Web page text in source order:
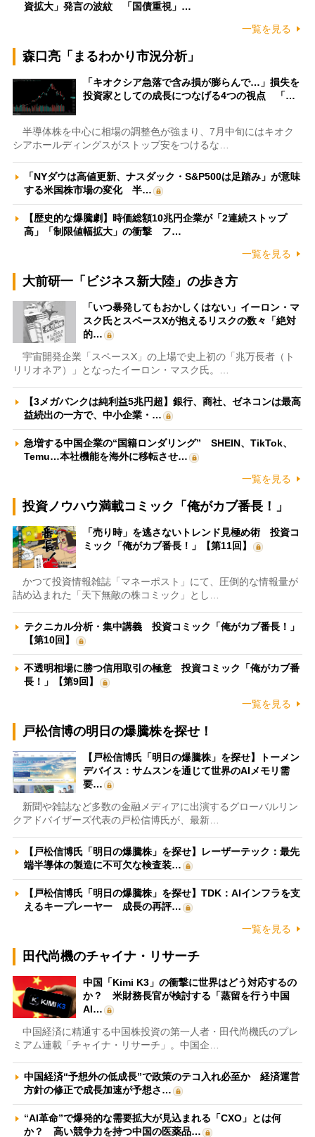
資拡大」発言の波紋 「国債重視」…
一覧を見る
森口亮「まるわかり市況分析」
「キオクシア急落で含み損が膨らんで…」損失を
投資家としての成長につなげる4つの視点 「…
半導体株を中心に相場の調整色が強まり、7月中旬にはキオク
シアホールディングスがストップ安をつけるな…
「NYダウは高値更新、ナスダック・S&P500は足踏み」が意味
する米国株市場の変化 半…
【歴史的な爆騰劇】時価総額10兆円企業が「2連続ストップ
高」「制限値幅拡大」の衝撃 フ…
一覧を見る
大前研一「ビジネス新大陸」の歩き方
「いつ暴発してもおかしくはない」イーロン・マ
スク氏とスペースXが抱えるリスクの数々「絶対
的…
宇宙開発企業「スペースX」の上場で史上初の「兆万長者（ト
リリオネア）」となったイーロン・マスク氏。…
【3メガバンクは純利益5兆円超】銀行、商社、ゼネコンは最高
益続出の一方で、中小企業・…
急増する中国企業の“国籍ロンダリング” SHEIN、TikTok、
Temu…本社機能を海外に移転させ…
一覧を見る
投資ノウハウ満載コミック「俺がカブ番長！」
「売り時」を逃さないトレンド見極め術 投資コ
ミック「俺がカブ番長！」【第11回】
かつて投資情報雑誌「マネーポスト」にて、圧倒的な情報量が
詰め込まれた「天下無敵の株コミック」とし…
テクニカル分析・集中講義 投資コミック「俺がカブ番長！」
【第10回】
不透明相場に勝つ信用取引の極意 投資コミック「俺がカブ番
長！」【第9回】
一覧を見る
戸松信博の明日の爆騰株を探せ！
【戸松信博氏「明日の爆騰株」を探せ】トーメン
デバイス：サムスンを通じて世界のAIメモリ需
要…
新聞や雑誌など多数の金融メディアに出演するグローバルリン
クアドバイザーズ代表の戸松信博氏が、最新…
【戸松信博氏「明日の爆騰株」を探せ】レーザーテック：最先
端半導体の製造に不可欠な検査装…
【戸松信博氏「明日の爆騰株」を探せ】TDK：AIインフラを支
えるキープレーヤー 成長の再評…
一覧を見る
田代尚機のチャイナ・リサーチ
中国「Kimi K3」の衝撃に世界はどう対応するの
か？ 米財務長官が検討する「蒸留を行う中国
AI…
中国経済に精通する中国株投資の第一人者・田代尚機氏のプレ
ミアム連載「チャイナ・リサーチ」。中国企…
中国経済“予想外の低成長”で政策のテコ入れ必至か 経済運営
方針の修正で成長加速が予想さ…
“AI革命”で爆発的な需要拡大が見込まれる「CXO」とは何
か？ 高い競争力を持つ中国の医薬品…